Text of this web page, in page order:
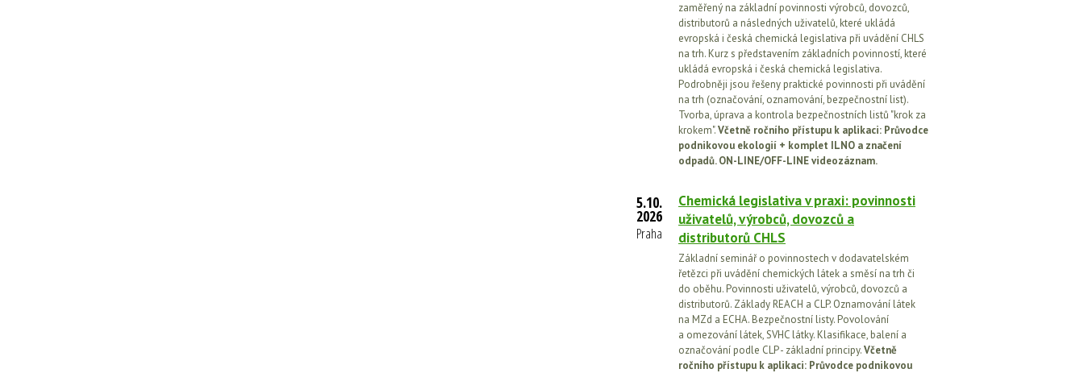
zaměřený na základní povinnosti výrobců, dovozců,
distributorů a následných uživatelů, které ukládá
evropská i česká chemická legislativa při uvádění CHLS
na trh. Kurz s představením základních povinností, které
ukládá evropská i česká chemická legislativa.
Podrobněji jsou řešeny praktické povinnosti při uvádění
na trh (označování, oznamování, bezpečnostní list).
Tvorba, úprava a kontrola bezpečnostních listů "krok za
krokem".Včetně ročního přístupu k aplikaci: Průvodce
podnikovou ekologií + komplet ILNO a značení
odpadů. ON-LINE/OFF-LINE videozáznam.
5.10.
2026
Praha
Chemická legislativa v praxi: povinnosti
uživatelů, výrobců, dovozců a
distributorů CHLS
Základní seminář o povinnostech v dodavatelském
řetězci při uvádění chemických látek a směsí na trh či
do oběhu. Povinnosti uživatelů, výrobců, dovozců a
distributorů. Základy REACH a CLP. Oznamování látek
na MZd a ECHA. Bezpečnostní listy. Povolování
a omezování látek, SVHC látky. Klasifikace, balení a
označování podle CLP - základní principy.Včetně
ročního přístupu k aplikaci: Průvodce podnikovou